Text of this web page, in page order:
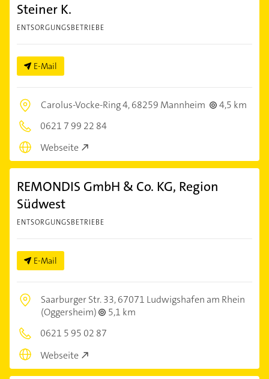
Steiner K.
ENTSORGUNGSBETRIEBE
E-Mail
Carolus-Vocke-Ring 4,68259 Mannheim
4,5 km
0621 7 99 22 84
Webseite
REMONDIS GmbH & Co. KG, Region
Südwest
ENTSORGUNGSBETRIEBE
E-Mail
Saarburger Str. 33,67071 Ludwigshafen am Rhein
(Oggersheim)
5,1 km
0621 5 95 02 87
Webseite